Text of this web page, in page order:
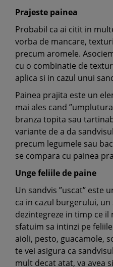
Prajeste painea
Probabil ca ai citit in
vorba de mancare,
precum aromele.
cu o combinatie de
aplica si in cazul unui
Painea prajita este un
mai ales cand
branza topita sau
variante de a da
precum legumele sau
se compara cu painea
Unge feliile de paine
Un sandvis ”uscat” este
ca in cazul burgerului,
dezintegreze in timp ce
sfatuim sa intinzi pe
aioli, pesto, guacamole,
te vei asigura ca
mult decat atat, va avea